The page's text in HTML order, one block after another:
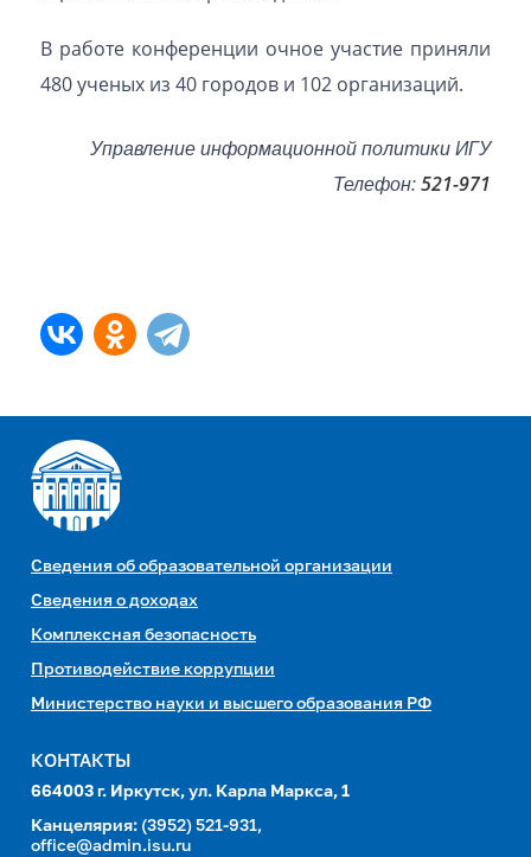
В работе конференции очное участие приняли
480 ученых из 40 городов и 102 организаций.
Управление информационной политики ИГУ
Телефон:521-971
Сведения об образовательной организации
Сведения о доходах
Комплексная безопасность
Противодействие коррупции
Министерство науки и высшего образования РФ
КОНТАКТЫ
664003 г. Иркутск, ул. Карла Маркса, 1
Канцелярия: (3952) 521-931,
office@admin.isu.ru